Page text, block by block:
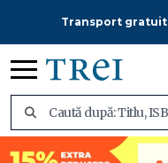
Transport gratuit